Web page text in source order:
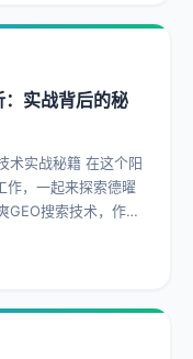
实战背后的秘
秘籍 在这个阳
作，一起来探索德曜
GEO搜索技术，作为